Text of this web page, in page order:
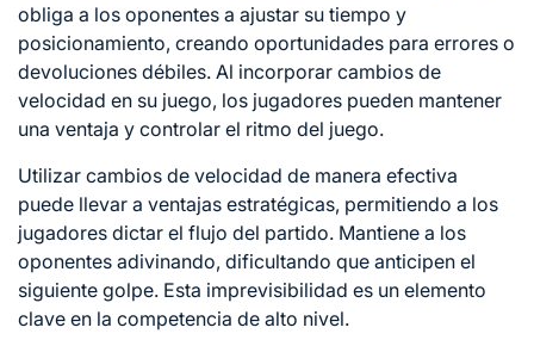
obliga a los oponentes a ajustar su tiempo y
posicionamiento, creando oportunidades para errores o
devoluciones débiles. Al incorporar cambios de
velocidad en su juego, los jugadores pueden mantener
una ventaja y controlar el ritmo del juego.
Utilizar cambios de velocidad de manera efectiva
puede llevar a ventajas estratégicas, permitiendo a los
jugadores dictar el flujo del partido. Mantiene a los
oponentes adivinando, dificultando que anticipen el
siguiente golpe. Esta imprevisibilidad es un elemento
clave en la competencia de alto nivel.